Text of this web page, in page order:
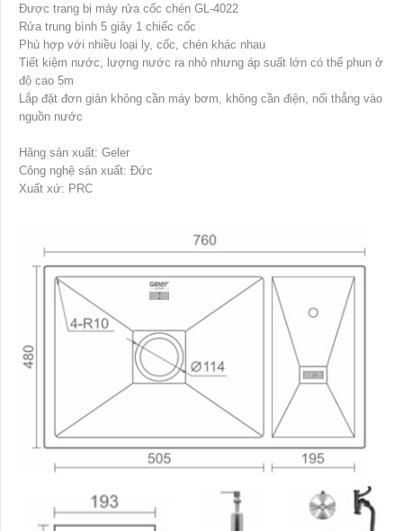
Được trang bị máy rửa cốc chén GL-4022
Rửa trung bình 5 giây 1 chiếc cốc
Phù hợp với nhiều loại ly, cốc, chén khác nhau
Tiết kiệm nước, lượng nước ra nhỏ nhưng áp suất lớn có thể phun ở
độ cao 5m
Lắp đặt đơn giản không cần máy bơm, không cần điện, nối thẳng vào
nguồn nước
Hãng sản xuất: Geler
Công nghệ sản xuất: Đức
Xuất xứ: PRC